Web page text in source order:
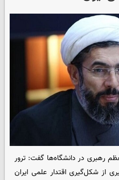
رهبری در دانشگاه‌ها گفت: ترور
از شکل‌گیری اقتدار علمی ایران